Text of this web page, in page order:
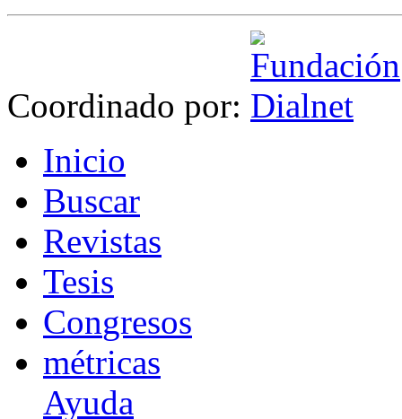
Coordinado por:
Inicio
Buscar
Revistas
Tesis
Congresos
métricas
Ayuda